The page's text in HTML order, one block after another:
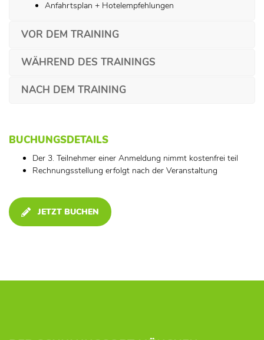
Anfahrtsplan + Hotelempfehlungen
VOR DEM TRAINING
WÄHREND DES TRAININGS
NACH DEM TRAINING
BUCHUNGSDETAILS
Der 3. Teilnehmer einer Anmeldung nimmt kostenfrei teil
Rechnungsstellung erfolgt nach der Veranstaltung
JETZT BUCHEN